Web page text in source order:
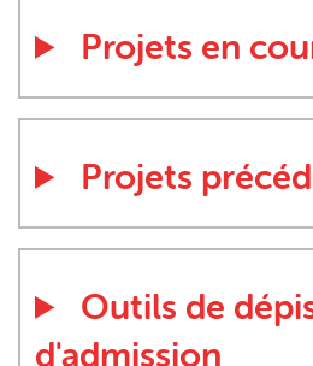
Projets en
Projets
Outils de
d'admission